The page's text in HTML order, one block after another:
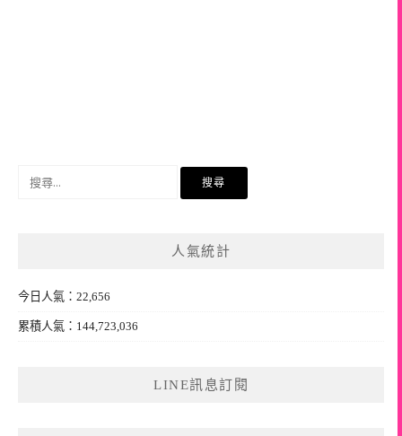
人氣統計
今日人氣：22,656
累積人氣：144,723,036
LINE訊息訂閱